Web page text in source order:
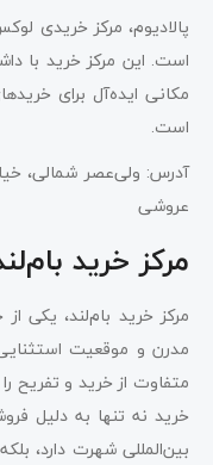
پالادیوم، مرکز خریدی
است. این مرکز خرید با
مکانی ایده‌آل برای
است.
آدرس: ولی‌عصر شمالی،
عروشی
مرکز خرید
مرکز خرید بام‌لند، یکی
مدرن و موقعیت
متفاوت از خرید و تفریح را
خرید نه تنها به دلیل
بین‌المللی شهرت دارد،